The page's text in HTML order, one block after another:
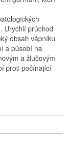
Urychlí průchod
obsah vápníku
a působí na
a žlučovým
proti počínající